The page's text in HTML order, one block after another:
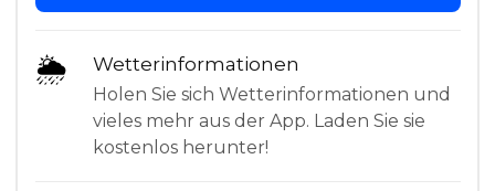
🌦 Wetterinformationen
Holen Sie sich Wetterinformationen und
vieles mehr aus der App. Laden Sie sie
kostenlos herunter!